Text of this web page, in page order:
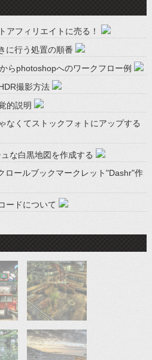
アフィリエイトに売る！
に行う処置の順番
らphotoshopへのワークフロー例
撮影方法
的説明
なくてストックフォトにアップする
な白黒地図を作成する
ロールブックマークレット"Dashr"作
ードについて